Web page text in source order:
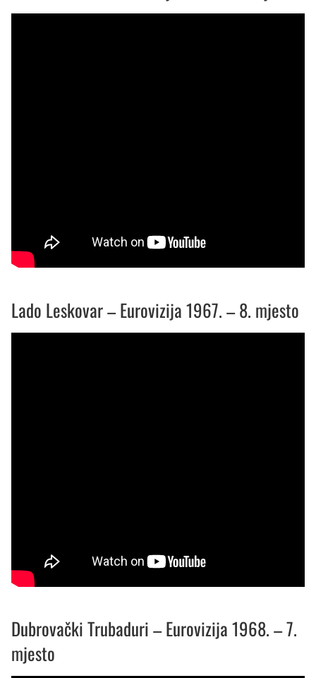
Lado Leskovar – Eurovizija 1967. – 8. mjesto
Dubrovački Trubaduri – Eurovizija 1968. – 7.
mjesto